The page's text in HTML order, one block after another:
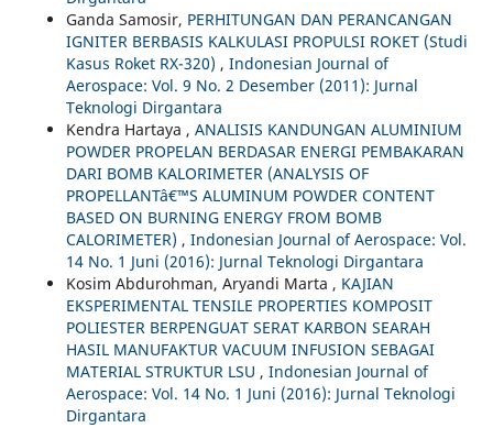
Ganda Samosir, PERHITUNGAN DAN PERANCANGAN
IGNITER BERBASIS KALKULASI PROPULSI ROKET (Studi
Kasus Roket RX-320) , Indonesian Journal of
Aerospace: Vol. 9 No. 2 Desember (2011): Jurnal
Teknologi Dirgantara
Kendra Hartaya , ANALISIS KANDUNGAN ALUMINIUM
POWDER PROPELAN BERDASAR ENERGI PEMBAKARAN
DARI BOMB KALORIMETER (ANALYSIS OF
PROPELLANTâ€™S ALUMINUM POWDER CONTENT
BASED ON BURNING ENERGY FROM BOMB
CALORIMETER) , Indonesian Journal of Aerospace: Vol.
14 No. 1 Juni (2016): Jurnal Teknologi Dirgantara
Kosim Abdurohman, Aryandi Marta , KAJIAN
EKSPERIMENTAL TENSILE PROPERTIES KOMPOSIT
POLIESTER BERPENGUAT SERAT KARBON SEARAH
HASIL MANUFAKTUR VACUUM INFUSION SEBAGAI
MATERIAL STRUKTUR LSU , Indonesian Journal of
Aerospace: Vol. 14 No. 1 Juni (2016): Jurnal Teknologi
Dirgantara